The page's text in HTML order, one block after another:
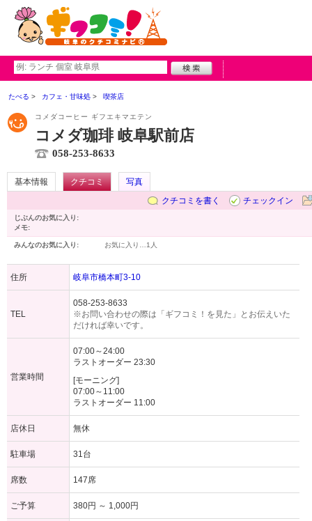
たべる カフェ・甘味処 喫茶店
コメダコーヒー ギフエキマエテン
コメダ珈琲 岐阜駅前店
058-253-8633
基本情報 クチコミ
写真
クチコミを書く
チェックイン
じぶんのお気に入り:
メモ:
みんなのお気に入り: お気に入り… 1人
住所 岐阜市橋本町3-10
TEL
058-253-8633
※お問い合わせの際は「ギフコミ！を見た」とお伝えいた
だければ幸いです。
営業時間
07:00～24:00
ラストオーダー 23:30
[モーニング]
07:00～11:00
ラストオーダー 11:00
店休日 無休
駐車場 31台
席数 147席
ご予算 380円 ～ 1,000円